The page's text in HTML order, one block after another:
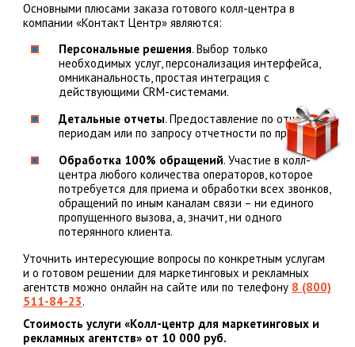
Основными плюсами заказа готового колл-центра в
компании «Контакт Центр» являются:
Персональные решения. Выбор только
необходимых услуг, персонализация интерфейса,
омниканальность, простая интеграция с
действующими CRM-системами.
Детальные отчеты. Предоставление по отчетным
периодам или по запросу отчетности по проектам.
Обработка 100% обращений. Участие в колл-
центра любого количества операторов, которое
потребуется для приема и обработки всех звонков,
обращений по иным каналам связи – ни единого
пропущенного вызова, а, значит, ни одного
потерянного клиента.
Уточнить интересующие вопросы по конкретным услугам
и о готовом решении для маркетинговых и рекламных
агентств можно онлайн на сайте или по телефону 8 (800)
511-84-23.
Стоимость услуги «Колл-центр для маркетинговых и
рекламных агентств» от 10 000 руб.